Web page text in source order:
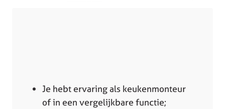
Je hebt ervaring als keukenmonteur
of in een vergelijkbare functie;